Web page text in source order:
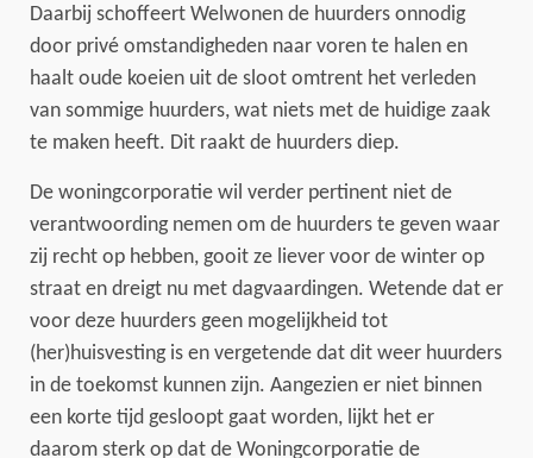
Daarbij schoffeert Welwonen de huurders onnodig
door privé omstandigheden naar voren te halen en
haalt oude koeien uit de sloot omtrent het verleden
van sommige huurders, wat niets met de huidige zaak
te maken heeft. Dit raakt de huurders diep.
De woningcorporatie wil verder pertinent niet de
verantwoording nemen om de huurders te geven waar
zij recht op hebben, gooit ze liever voor de winter op
straat en dreigt nu met dagvaardingen. Wetende dat er
voor deze huurders geen mogelijkheid tot
(her)huisvesting is en vergetende dat dit weer huurders
in de toekomst kunnen zijn. Aangezien er niet binnen
een korte tijd gesloopt gaat worden, lijkt het er
daarom sterk op dat de Woningcorporatie de